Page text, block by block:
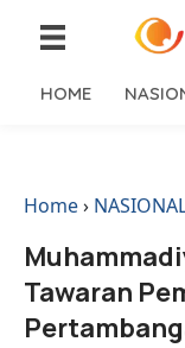
HOME
Home›
Tawaran